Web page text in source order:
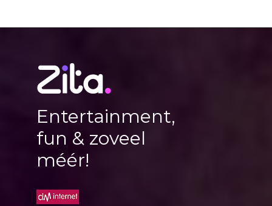
Entertainment,
fun & zoveel
méér!